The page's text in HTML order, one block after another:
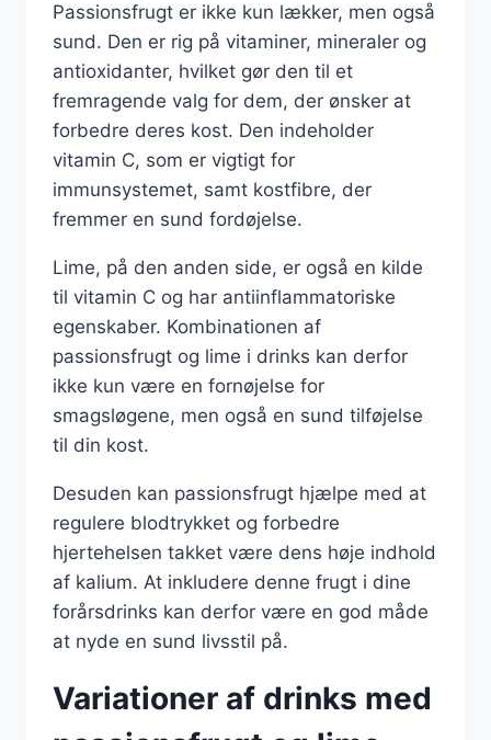
Passionsfrugt er ikke kun lækker, men også
sund. Den er rig på vitaminer, mineraler og
antioxidanter, hvilket gør den til et
fremragende valg for dem, der ønsker at
forbedre deres kost. Den indeholder
vitamin C, som er vigtigt for
immunsystemet, samt kostfibre, der
fremmer en sund fordøjelse.
Lime, på den anden side, er også en kilde
til vitamin C og har antiinflammatoriske
egenskaber. Kombinationen af
passionsfrugt og lime i drinks kan derfor
ikke kun være en fornøjelse for
smagsløgene, men også en sund tilføjelse
til din kost.
Desuden kan passionsfrugt hjælpe med at
regulere blodtrykket og forbedre
hjertehelsen takket være dens høje indhold
af kalium. At inkludere denne frugt i dine
forårsdrinks kan derfor være en god måde
at nyde en sund livsstil på.
Variationer af drinks med